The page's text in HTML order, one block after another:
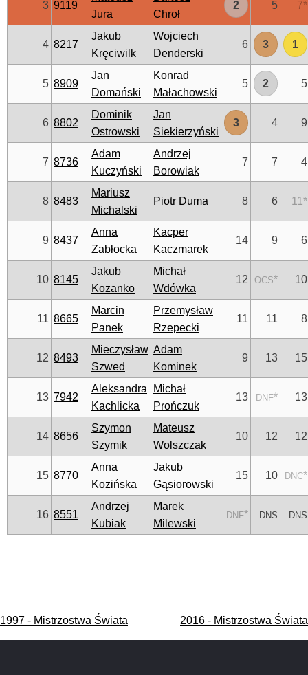
3 9119
Jura
Chroł
2 5 7*
4 8217
Jakub
Kręciwilk
Wojciech
Denderski
6 3 1
5 8909
Jan
Domański
Konrad
Małachowski
5 2 5
6 8802
Dominik
Ostrowski
Jan
Siekierzyński
3 4 9
7 8736
Adam
Kuczyński
Andrzej
Borowiak
7 7 4
8 8483
Mariusz
Michalski
Piotr Duma 8 6 11 *
9 8437
Anna
Zabłocka
Kacper
Kaczmarek
14 9 6
10 8145
Jakub
Kozanko
Michał
Wdówka
12 OCS* 10
11 8665
Marcin
Panek
Przemysław
Rzepecki
11 11 8
12 8493
Mieczysław
Szwed
Adam
Kominek
9 13 15
13 7942
Aleksandra
Kachlicka
Michał
Prończuk
13 DNF* 13
14 8656
Szymon
Szymik
Mateusz
Wolszczak
10 12 12
15 8770
Anna
Kozińska
Jakub
Gąsiorowski
15 10 DNC*
16 8551
Andrzej
Kubiak
Marek
Milewski
DNF* DNS DNS
Nawigacja
wpisu
1997 - Mistrzostwa Świata 2016 - Mistrzostwa Świata